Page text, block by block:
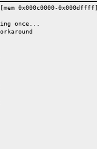
0x000c0000-0x000dffff]
once...